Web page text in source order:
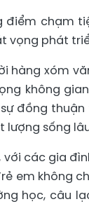
điểm chạm
vọng phát
hàng xóm
không
đồng
lượng sống
với các gia
em không
học, câu